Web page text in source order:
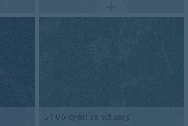
5106 cyan sanctuary